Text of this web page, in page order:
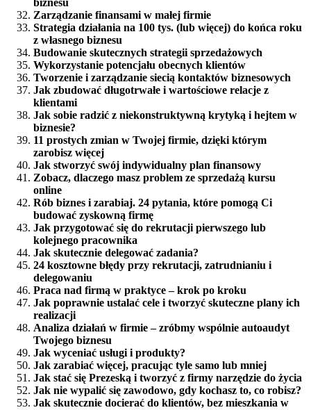
biznesu
Zarządzanie finansami w małej firmie
Strategia działania na 100 tys. (lub więcej) do końca roku
z własnego biznesu
Budowanie skutecznych strategii sprzedażowych
Wykorzystanie potencjału obecnych klientów
Tworzenie i zarządzanie siecią kontaktów biznesowych
Jak zbudować długotrwałe i wartościowe relacje z
klientami
Jak sobie radzić z niekonstruktywną krytyką i hejtem w
biznesie?
11 prostych zmian w Twojej firmie, dzięki którym
zarobisz więcej
Jak stworzyć swój indywidualny plan finansowy
Zobacz, dlaczego masz problem ze sprzedażą kursu
online
Rób biznes i zarabiaj. 24 pytania, które pomogą Ci
budować zyskowną firmę
Jak przygotować się do rekrutacji pierwszego lub
kolejnego pracownika
Jak skutecznie delegować zadania?
24 kosztowne błędy przy rekrutacji, zatrudnianiu i
delegowaniu
Praca nad firmą w praktyce – krok po kroku
Jak poprawnie ustalać cele i tworzyć skuteczne plany ich
realizacji
Analiza działań w firmie – zróbmy wspólnie autoaudyt
Twojego biznesu
Jak wyceniać usługi i produkty?
Jak zarabiać więcej, pracując tyle samo lub mniej
Jak stać się Prezeską i tworzyć z firmy narzędzie do życia
Jak nie wypalić się zawodowo, gdy kochasz to, co robisz?
Jak skutecznie docierać do klientów, bez mieszkania w